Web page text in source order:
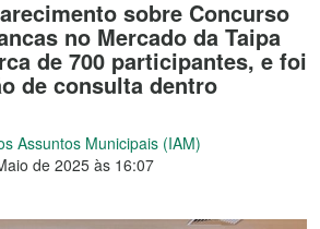
sobre Concurso
no Mercado da Taipa
de 700 participantes, e foi
de consulta dentro
Assuntos Municipais (IAM)
de 2025 às 16:07